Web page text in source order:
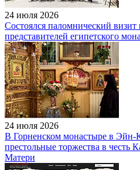
24 июля 2026
Состоялся паломнический
представителей египетского
24 июля 2026
В Горненском монастыре в Эйн-
престольные торжества в честь
Матери